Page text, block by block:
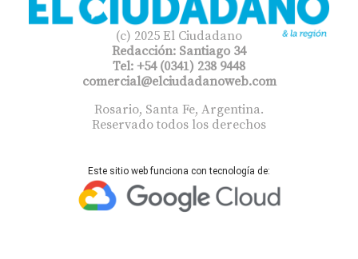
(c) 2025 El Ciudadano
Redacción: Santiago 34
Tel: +54 (0341) 238 9448
comercial@elciudadanoweb.com​
Rosario, Santa Fe, Argentina.
Reservado todos los derechos
Este sitio web funciona con tecnología de: